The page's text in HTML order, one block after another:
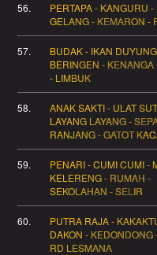
56.
PERTAPA - KANGURU -
GELANG - KEMARON -
57.
BUDAK - IKAN
BERINGEN - KENANGA
- LIMBUK
58.
ANAK SAKTI - ULAT
LAYANG LAYANG -
RANJANG - GATOT
59.
PENARI - CUMI CUMI -
KELERENG - RUMAH -
SEKOLAHAN - SELIR
60.
PUTRA RAJA -
DAKON - KEDONDONG
RD LESMANA